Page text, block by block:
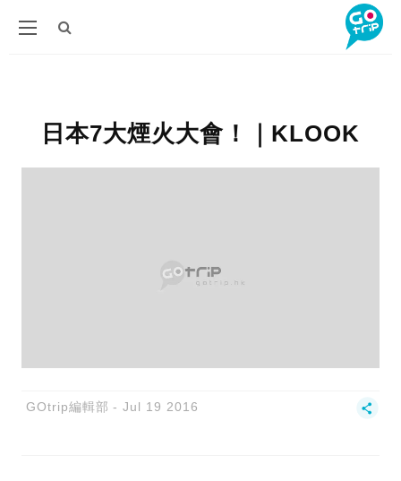
日本7大煙火大會！｜KLOOK
GOtrip編輯部 Jul 19 2016